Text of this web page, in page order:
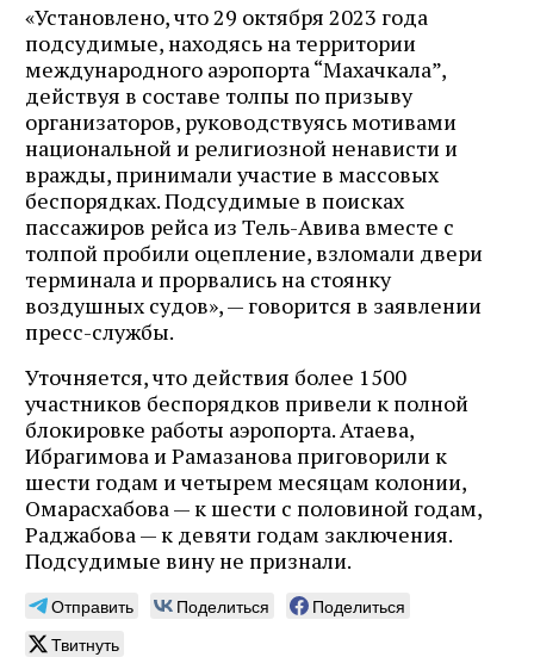
«Установлено, что 29 октября 2023 года
подсудимые, находясь на территории
международного аэропорта “Махачкала”,
действуя в составе толпы по призыву
организаторов, руководствуясь мотивами
национальной и религиозной ненависти и
вражды, принимали участие в массовых
беспорядках. Подсудимые в поисках
пассажиров рейса из Тель-Авива вместе с
толпой пробили оцепление, взломали двери
терминала и прорвались на стоянку
воздушных судов», — говорится в заявлении
пресс-службы.
Уточняется, что действия более 1500
участников беспорядков привели к полной
блокировке работы аэропорта. Атаева,
Ибрагимова и Рамазанова приговорили к
шести годам и четырем месяцам колонии,
Омарасхабова — к шести с половиной годам,
Раджабова — к девяти годам заключения.
Подсудимые вину не признали.
Отправить Поделиться
Поделиться
Твитнуть